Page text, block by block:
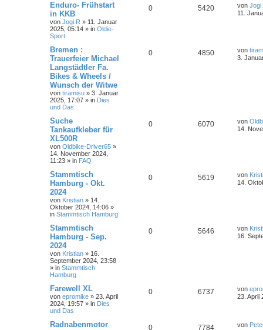
Enduro- Frühstart
in KKB
von Jogi.R » 11. Januar
2025, 05:14 » in Oldie-
Sport
0 5420 von
11.
Bremen :
Trauerfeier Michael
Langstädtler Fa.
Bikes & Wheels /
Wunsch der Witwe
von tiramisu » 3. Januar
2025, 17:07 » in Dies
und Das
0 4850 von
3.
Suche
Tankaufkleber für
XL500R
von Oldbike-Driver65 »
14. November 2024,
11:23 » in FAQ
0 6070 von
14.
Stammtisch
Hamburg - Okt.
2024
von Kristian » 14.
Oktober 2024, 14:06 »
in Stammtisch Hamburg
0 5619 von
14.
Stammtisch
Hamburg - Sep.
2024
von Kristian » 16.
September 2024, 23:58
» in Stammtisch
Hamburg
0 5646 von
16.
Farewell XL
von epromike » 23. April
2024, 19:57 » in Dies
und Das
0 6737 von
23. April
Radnabenmotor
0 7784 von